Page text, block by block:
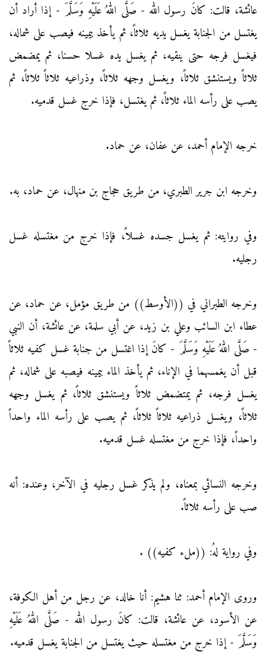
عائشة، قالت: كانَ رسول الله - صَلَّى اللهُ عَلَيْهِ وَسَلَّمَ - إذا أراد أن
يغتسل من الجنابة يغسل يديه ثلاثاً، ثم يأخذ بيمينه فيصب على شماله،
فيغسل فرجه حتى ينقيه، ثم يغسل يده غسلا حسنا، ثم يمضمض
ثلاثاً ويستنشق ثلاثاً، ويغسل وجهه ثلاثاً، وذراعيه ثلاثاً ثلاثاً، ثم
يصب على رأسه الماء ثلاثاً، ثم يغتسل، فإذا خرج غسل قدميه.
خرجه الإمام أحمد، عن عفان، عن حماد.
وخرجه ابن جرير الطبري، من طريق حجاج بن منهال، عن حماد، به.
وفي روايته: ثم يغسل جسده غسلاً، فإذا خرج من مغتسله غسل
رجليه.
وخرجه الطبراني في ((الأوسط)) من طريق مؤمل، عن حماد، عن
عطاء ابن السائب وعلي بن زيد، عن أبي سلمة، عن عائشة، أن النبي
- صَلَّى اللهُ عَلَيْهِ وَسَلَّمَ - كانَ إذا اغتسل من جنابة غسل كفيه ثلاثاً
قبل أن يغمسهما في الإناء، ثم يأخذ الماء بيمينه فيصبه على شماله، ثم
يغسل فرجه، ثم يمتضمض ثلاثاً ويستنشق ثلاثاً، ثم يغسل وجهه
ثلاثاً، ويغسل ذراعيه ثلاثاً ثلاثاً، ثم يصب على رأسه الماء واحداً
واحداً، فإذا خرج من مغتسله غسل قدميه.
وخرجه النسائي بمعناه، ولم يذكر غسل رجليه في الآخر، وعنده: أنه
صب على رأسه ثلاثاً.
وفي رواية لهُ: ((ملء كفيه)) .
وروى الإمام أحمد: ثنا هشيم: أنا خالد، عن رجل من أهل الكوفة،
عن الأسود، عن عائشة، قالت: كانَ رسول الله - صَلَّى اللهُ عَلَيْهِ
وَسَلَّمَ - إذا خرج من مغتسله حيث يغتسل من الجنابة يغسل قدميه.